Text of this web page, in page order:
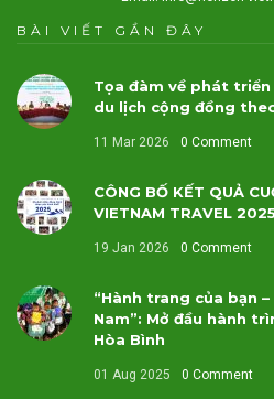
BÀI VIẾT GẦN ĐÂY
Tọa đàm về phát
du lịch cộng đồng
11 Mar 2026 0 Comment
CÔNG BỐ KẾT QUẢ
VIETNAM TRAVEL 2025
19 Jan 2026 0 Comment
“Hành trang của bạn
Nam”: Mở đầu hành
Hòa Bình
01 Aug 2025 0 Comment